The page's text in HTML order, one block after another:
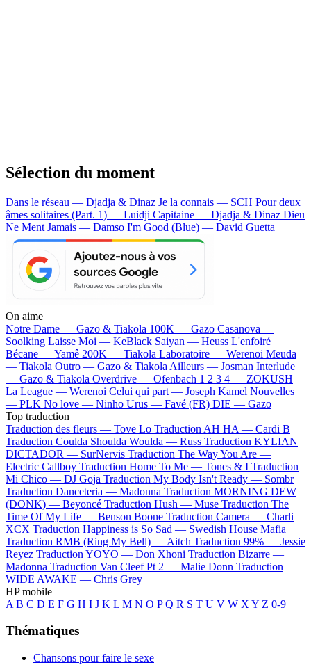
Sélection du moment
Dans le réseau — Djadja & Dinaz Je la connais — SCH Pour deux
âmes solitaires (Part. 1) — Luidji Capitaine — Djadja & Dinaz Dieu
Ne Ment Jamais — Damso I'm Good (Blue) — David Guetta
On aime
Notre Dame — Gazo & Tiakola 100K — Gazo Casanova —
Soolking Laisse Moi — KeBlack Saiyan — Heuss L'enfoiré
Bécane —Yamê 200K — Tiakola Laboratoire — Werenoi Meuda
— Tiakola Outro — Gazo & Tiakola Ailleurs — Josman Interlude
— Gazo & Tiakola Overdrive — Ofenbach 1 2 3 4 — ZOKUSH
La League — Werenoi Celui qui part — Joseph Kamel Nouvelles
— PLK No love — Ninho Urus — Favé (FR) DIE — Gazo
Top traduction
Traduction des fleurs — Tove Lo Traduction AH HA — Cardi B
Traduction Coulda Shoulda Woulda — Russ Traduction KYLIAN
DICTADOR — SurNervis Traduction The Way You Are —
Electric Callboy Traduction Home To Me — Tones & I Traduction
Mi Chico — DJ Goja Traduction My Body Isn't Ready — Sombr
Traduction Danceteria — Madonna Traduction MORNING DEW
(DONK) — Beyoncé Traduction Hush — Muse Traduction The
Time Of My Life — Benson Boone Traduction Camera — Charli
XCX Traduction Happiness is So Sad — Swedish House Mafia
Traduction RMB (Ring My Bell) — Aitch Traduction 99% — Jessie
Reyez Traduction YOYO — Don Xhoni Traduction Bizarre —
Madonna Traduction Van Cleef Pt 2 — Malie Donn Traduction
WIDE AWAKE — Chris Grey
HP mobile
A B C D E F G H I J K L M N O P Q R S T U V W X Y Z 0-9
Thématiques
Chansons pour faire le sexe